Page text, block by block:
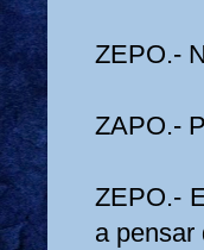
ZEPO.-
ZAPO.-
ZEPO.-
a pensar